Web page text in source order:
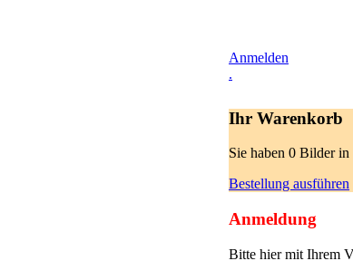
Anmelden
.
Ihr Warenkorb
Sie haben 0 Bilder
Bestellung ausführen
Anmeldung
Bitte hier mit Ihrem